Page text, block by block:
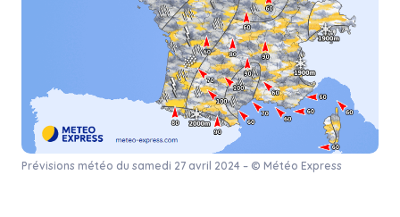
Prévisions météo du samedi 27 avril 2024 – © Météo Express